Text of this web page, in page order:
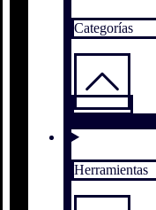
Categorías
Herramientas